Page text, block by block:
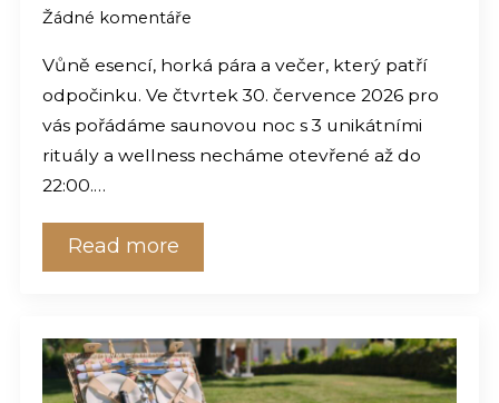
Žádné komentáře
Vůně esencí, horká pára a večer, který patří
odpočinku. Ve čtvrtek 30. července 2026 pro
vás pořádáme saunovou noc s 3 unikátními
rituály a wellness necháme otevřené až do
22:00.…
Read more